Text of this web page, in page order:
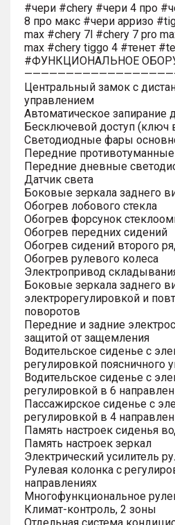
#чери #chery #чери 4 про
8 про макс #чери арризо
max #chery 7l #chery 7 pro
max #chery tiggo 4 #тенет
#ФУНКЦИОНАЛЬНОЕ
Центральный замок с
управлением
Автоматическое запирание
Бесключевой доступ (ключ
Светодиодные фары
Передние
Передние дневные
Датчик света
Боковые зеркала заднего
Обогрев лобового стекла
Обогрев форсунок
Обогрев передних сидений
Обогрев сидений второго
Обогрев рулевого колеса
Электропривод
Боковые зеркала заднего
электрорегулировкой и
поворотов
Передние и задние
защитой от защемления
Водительское сиденье с
регулировкой поясничного
Водительское сиденье с
регулировкой в 6
Пассажирское сиденье с
регулировкой в 4
Память настроек сиденья
Память настроек зеркал
Электрический усилитель
Рулевая колонка с
направлениях
Многофункциональное
Климат-контроль, 2 зоны
Отдельная система